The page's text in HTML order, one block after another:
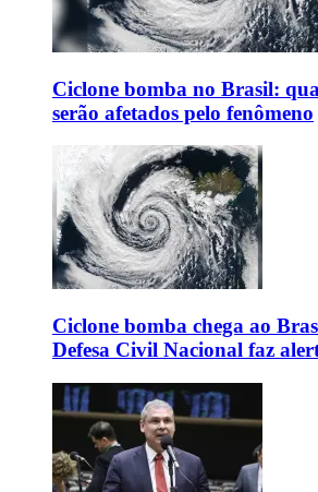
Ciclone bomba no Brasil:
serão afetados pelo fenômeno
Ciclone bomba chega ao
Defesa Civil Nacional faz